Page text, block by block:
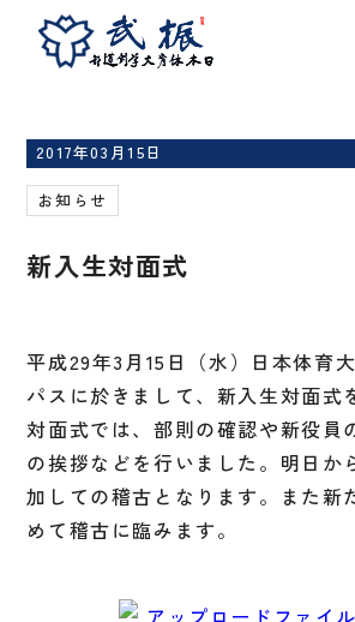
ホーム お知らせ
2017年03月15日
お知らせ
新入生対面式
平成29年3月15日（水）日本体育
パスに於きまして、新入生対面式
対面式では、部則の確認や新役員
の挨拶などを行いました。明日か
加しての稽古となります。また新
めて稽古に臨みます。